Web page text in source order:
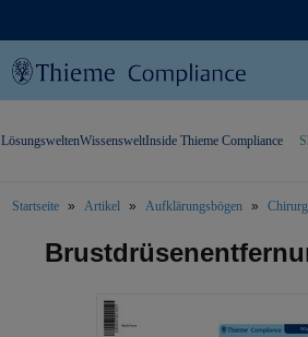
LösungsweltenWissensweltInside Thieme Compliance
Startseite Artikel Aufklärungsbögen